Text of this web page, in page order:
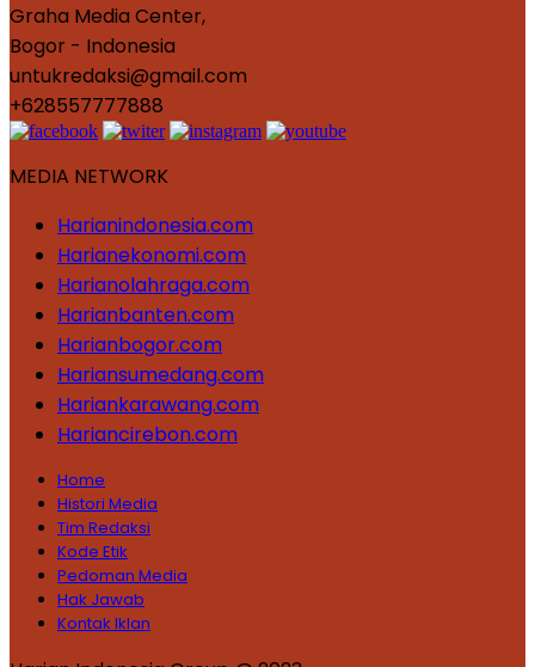
Graha Media Center,
Bogor - Indonesia
untukredaksi@gmail.com
+628557777888
MEDIA NETWORK
Harianindonesia.com
Harianekonomi.com
Harianolahraga.com
Harianbanten.com
Harianbogor.com
Hariansumedang.com
Hariankarawang.com
Hariancirebon.com
Home
Histori Media
Tim Redaksi
Kode Etik
Pedoman Media
Hak Jawab
Kontak Iklan